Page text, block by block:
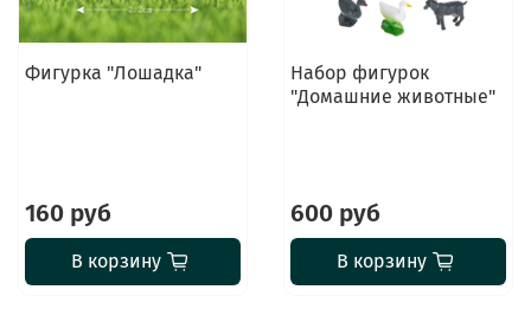
Фигурка "Лошадка"
160 руб
В корзину
Набор фигурок
"Домашние животные"
600 руб
В корзину